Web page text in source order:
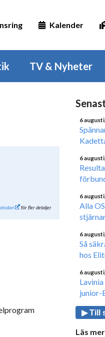
Kalender
TV & Nyheter
för fler detaljer
6
6
6
Alla
6
Så
hos
6
junior-
▶ Till
Läs